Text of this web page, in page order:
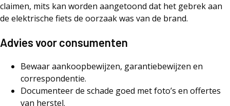
claimen, mits kan worden aangetoond dat het gebrek aan
de elektrische fiets de oorzaak was van de brand.
Advies voor consumenten
Bewaar aankoopbewijzen, garantiebewijzen en
correspondentie.
Documenteer de schade goed met foto’s en offertes
van herstel.